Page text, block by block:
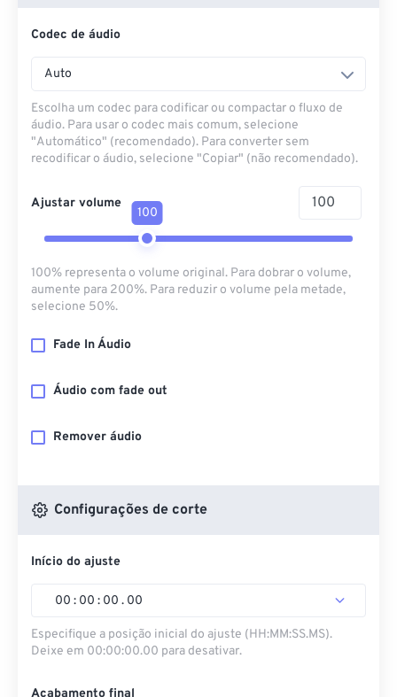
Codec de áudio
Auto
Escolha um codec para codificar ou compactar o fluxo de
áudio. Para usar o codec mais comum, selecione
"Automático" (recomendado). Para converter sem
recodificar o áudio, selecione "Copiar" (não recomendado).
Ajustar volume
100
100% representa o volume original. Para dobrar o volume,
aumente para 200%. Para reduzir o volume pela metade,
selecione 50%.
Fade In Áudio
Áudio com fade out
Remover áudio
Configurações de corte
Início do ajuste
00 : 00 : 00 . 00
Especifique a posição inicial do ajuste (HH:MM:SS.MS).
Deixe em 00:00:00.00 para desativar.
Acabamento final